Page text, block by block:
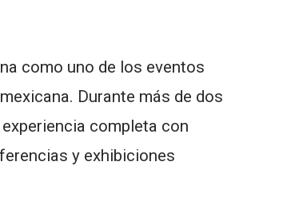
como uno de los eventos
Durante más de dos
completa con
y exhibiciones